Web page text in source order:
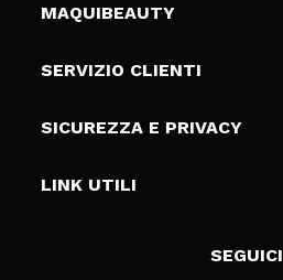
MAQUIBEAUTY
Chi siamo
Gift Cards
SERVIZIO CLIENTI
Spedizioni & Resi
Metodi di pagamamento
SICUREZZA E PRIVACY
Termini e condizioni
LINK UTILI
SEGUICI